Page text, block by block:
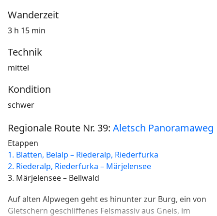
Wanderzeit
3 h 15 min
Technik
mittel
Kondition
schwer
Regionale Route Nr. 39: Aletsch Panoramaweg
Etappen
1. Blatten, Belalp – Riederalp, Riederfurka
2. Riederalp, Riederfurka – Märjelensee
3. Märjelensee – Bellwald
Auf alten Alpwegen geht es hinunter zur Burg, ein von
Gletschern geschliffenes Felsmassiv aus Gneis, im